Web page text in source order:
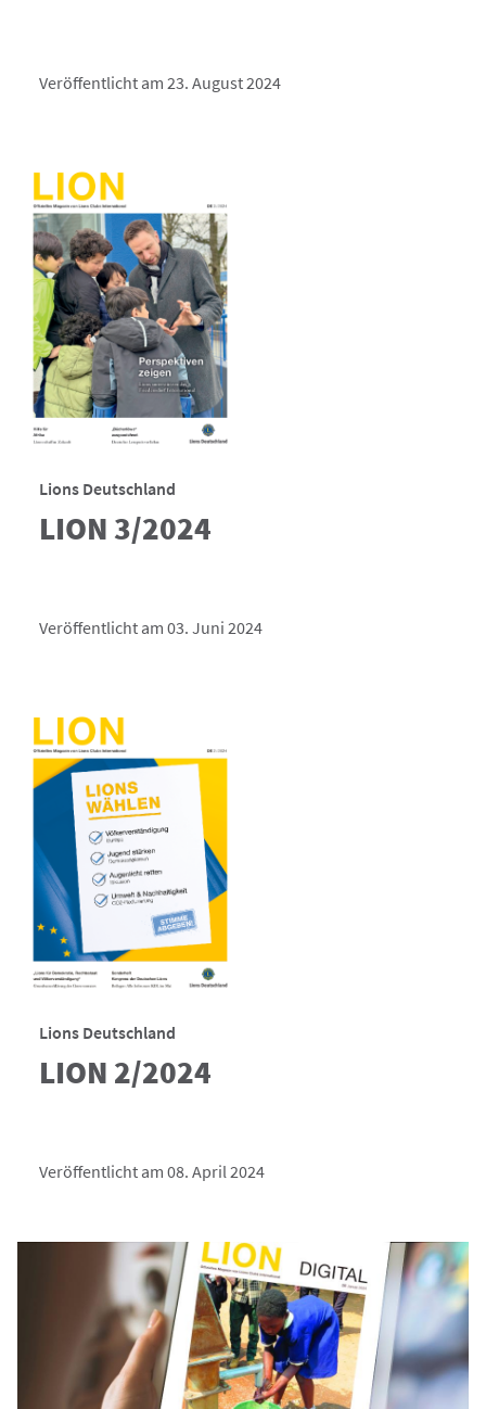
Veröffentlicht am 23. August 2024
Lions Deutschland
LION 3/2024
Veröffentlicht am 03. Juni 2024
Lions Deutschland
LION 2/2024
Veröffentlicht am 08. April 2024